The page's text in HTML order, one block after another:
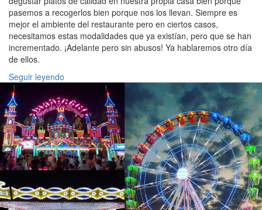
pasemos a recogerlos bien porque nos los llevan. Siempre es
mejor el ambiente del restaurante pero en ciertos casos,
necesitamos estas modalidades que ya existían, pero que se han
incrementado. ¡Adelante pero sin abusos! Ya hablaremos otro día
de ellos.
Seguir leyendo